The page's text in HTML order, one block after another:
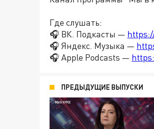
Где слушать:
🎧 ВК. Подкасты —
🎧 Яндекс. Музыка —
🎧 Apple Podcasts —
ПРЕДЫДУЩИЕ ВЫПУСКИ